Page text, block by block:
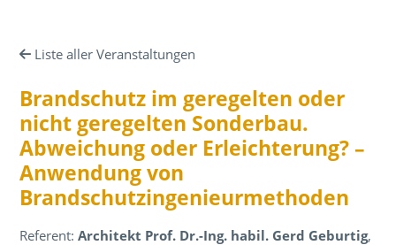
Liste aller Veranstaltungen
Brandschutz im geregelten oder
nicht geregelten Sonderbau.
Abweichung oder Erleichterung? –
Anwendung von
Brandschutzingenieurmethoden
Referent:Architekt Prof. Dr.-Ing. habil. Gerd Geburtig,